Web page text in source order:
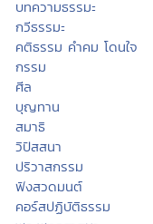
บทความธรรมะ
กวีธรรมะ
คติธรรม คำคม โดนใจ
กรรม
ศีล
บุญทาน
สมาธิ
วิปัสสนา
ปริวาสกรรม
ฟังสวดมนต์
คอร์สปฏิบัติธรรม